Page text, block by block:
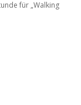
für „Walking